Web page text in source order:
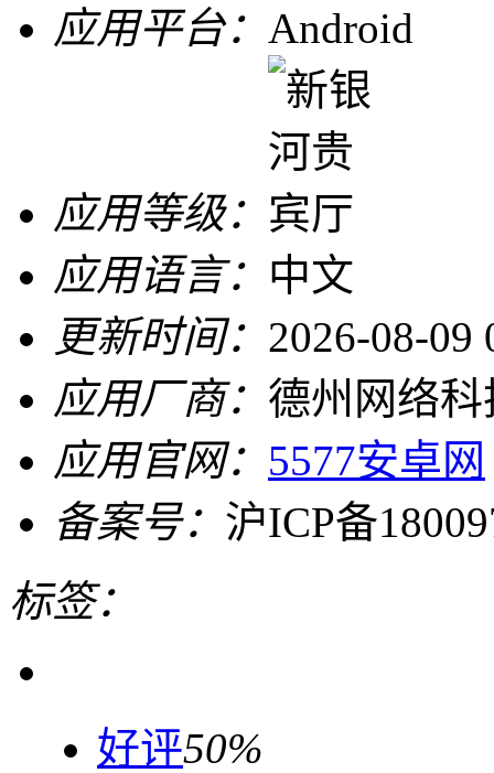
应用平台： Android
应用等级：
应用语言： 中文
更新时间： 2026-08-09
应用厂商： 德州网络
应用官网： 5577安卓网
备案号： 沪ICP备
标签：
好评50%